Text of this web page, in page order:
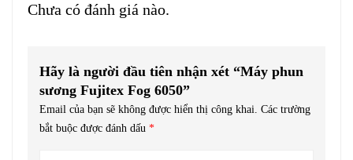
Chưa có đánh giá nào.
Hãy là người đầu tiên nhận xét “Máy phun
sương Fujitex Fog 6050”
Email của bạn sẽ không được hiển thị công khai. Các trường
bắt buộc được đánh dấu *